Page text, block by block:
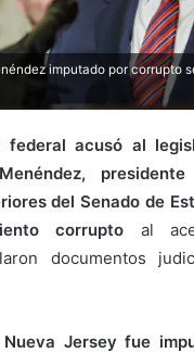
imputado por corrupto
federal acusó al
del Senado de
corrupto al
documentos
Jersey fue